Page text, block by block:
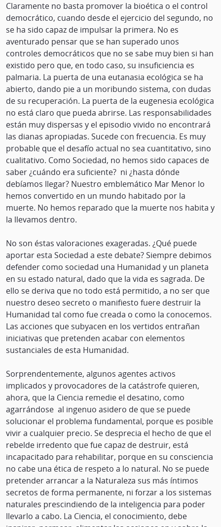
Claramente no basta promover la bioética o el control
democrático, cuando desde el ejercicio del segundo, no
se ha sido capaz de impulsar la primera. No es
aventurado pensar que se han superado unos
controles democráticos que no se sabe muy bien si han
existido pero que, en todo caso, su insuficiencia es
palmaria. La puerta de una eutanasia ecológica se ha
abierto, dando pie a un moribundo sistema, con dudas
de su recuperación. La puerta de la eugenesia ecológica
no está claro que pueda abrirse. Las responsabilidades
están muy dispersas y el episodio vivido no encontrará
las dianas apropiadas. Sucede con frecuencia. Es muy
probable que el desafío actual no sea cuantitativo, sino
cualitativo. Como Sociedad, no hemos sido capaces de
saber ¿cuándo era suficiente? ni ¿hasta dónde
debíamos llegar? Nuestro emblemático Mar Menor lo
hemos convertido en un mundo habitado por la
muerte. No hemos reparado que la muerte nos habita y
la llevamos dentro.
No son éstas valoraciones exageradas. ¿Qué puede
aportar esta Sociedad a este debate? Siempre debimos
defender como sociedad una Humanidad y un planeta
en su estado natural, dado que la vida es sagrada. De
ello se deriva que no todo está permitido, a no ser que
nuestro deseo secreto o manifiesto fuere destruir la
Humanidad tal como fue creada o como la conocemos.
Las acciones que subyacen en los vertidos entrañan
iniciativas que pretenden acabar con elementos
sustanciales de esta Humanidad.
Sorprendentemente, algunos agentes activos
implicados y provocadores de la catástrofe quieren,
ahora, que la Ciencia remedie el desatino, como
agarrándose al ingenuo asidero de que se puede
solucionar el problema fundamental, porque es posible
vivir a cualquier precio. Se desprecia el hecho de que el
rebelde irredento que fue capaz de destruir, está
incapacitado para rehabilitar, porque en su consciencia
no cabe una ética de respeto a lo natural. No se puede
pretender arrancar a la Naturaleza sus más íntimos
secretos de forma permanente, ni forzar a los sistemas
naturales prescindiendo de la inteligencia para poder
llevarlo a cabo. La Ciencia, el conocimiento, debe